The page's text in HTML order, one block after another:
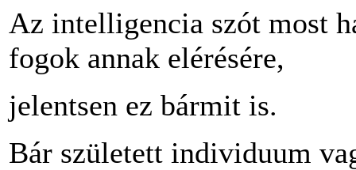
Az intelligencia szót most
fogok annak elérésére,
jelentsen ez bármit is.
Bár született individuum